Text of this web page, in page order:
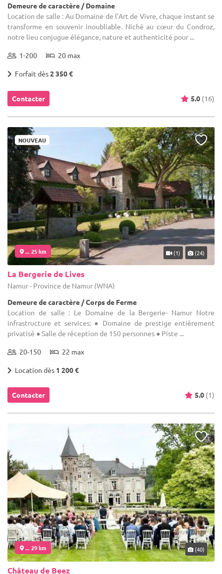
Demeure de caractère / Domaine
Location de salle : Au Domaine de l’Art de Vivre, chaque instant se
transforme en souvenir inoubliable. Niché au cœur du Condroz,
notre lieu conjugue élégance, nature et authenticité pour ...
1-200 20 max
Forfait dès2 350 €
Contacter 5.0 (16)
NOUVEAU
... 25 km (1) (24)
La Bergerie de Lives
Namur - Province de Namur (WNA)
Demeure de caractère / Corps de Ferme
Location de salle : Le Domaine de la Bergerie- Namur Notre
infrastructure et services: ● Domaine de prestige entièrement
privatisé ● Salle de réception de 150 personnes ● Piste ...
20-150 22 max
Location dès 1 200 €
Contacter 5.0 (1)
... 29 km (40)
Château de Beez